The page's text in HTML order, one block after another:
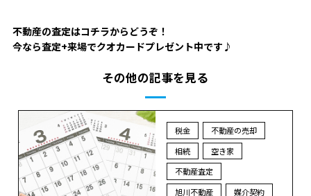
不動産の査定はコチラからどうぞ！
今なら査定+来場でクオカードプレゼント中です♪
その他の記事を見る
税金
不動産の売却
相続
空き家
不動産査定
旭川不動産
媒介契約